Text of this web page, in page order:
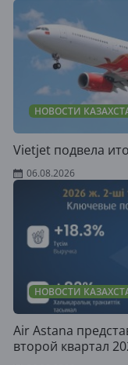
НОВОСТИ
Vietjet подвела
06.08.2026
НОВОСТИ
Air Astana
второй квартал